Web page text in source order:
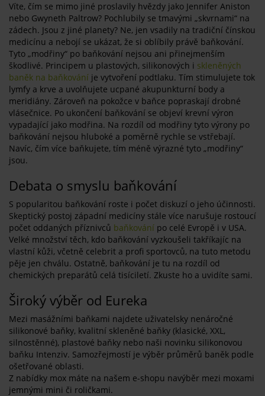
Víte, čím se mimo jiné proslavily hvězdy jako Jennifer Aniston
nebo Gwyneth Paltrow? Pochlubily se tmavými „skvrnami“ na
zádech. Jsou z jiné planety? Ne, jen vsadily na tradiční čínskou
medicínu a nebojí se ukázat, že si oblíbily právě baňkování.
Tyto „modřiny“ po baňkování nejsou ani přinejmenším
škodlivé. Principem u plastových, silikonových i skleněných
baněk na baňkování je vytvoření podtlaku. Tím stimulujete tok
lymfy a krve a uvolňujete ucpané akupunkturní body a
meridiány. Zároveň na pokožce v baňce popraskají drobné
vlásečnice. Po ukončení baňkování se objeví krevní výron
vypadající jako modřina. Na rozdíl od modřiny tyto výrony po
baňkování nejsou hluboké a poměrně rychle se vstřebají.
Navíc, čím více baňkujete, tím méně výrazné tyto „modřiny“
jsou.
Debata o smyslu baňkování
S popularitou baňkování roste i počet diskuzí o jeho účinnosti.
Skeptický postoj západní medicíny stále více narušuje rostoucí
počet oddaných příznivců baňkování po celé Evropě i v USA.
Velké množství těch, kdo baňkování vyzkoušeli takříkajíc na
vlastní kůži, včetně celebrit a profi sportovců, na tuto metodu
pěje jen chválu. Ostatně, baňkování je tu na rozdíl od
chemických preparátů celá tisíciletí. Zkuste ho a uvidíte sami.
Široký výběr od Eureka
Mezi masážními baňkami najdete uživatelsky nenáročné
silikonové baňky, kvalitní skleněné baňky (klasické, XXL,
silnostěnné), plastové baňky nebo naši novinku silikonovou
baňku Intenziv. Samozřejmostí je výběr průměrů baněk podle
ošetřované oblasti.
Z nabídky mox máte na našem e-shopu navýběr mezi moxami
jemnými mini či roličkami.